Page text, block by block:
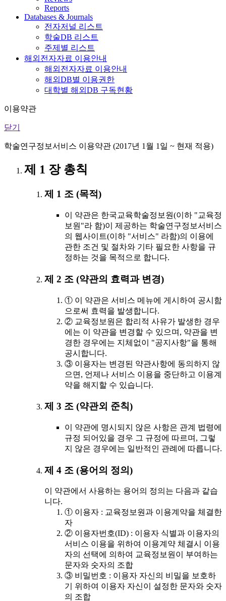
Reports
Databases & Journals
전자저널 리스트
학술DB 리스트
주제별 리스트
해외전자자료 이용안내
해외전자자료 이용안내
해외DB별 이용권한
대학별 해외DB 구독현황
이용약관
닫기
학술연구정보서비스 이용약관 (2017년 1월 1일 ~ 현재 적용)
제 1 장 총칙
제 1 조 (목적)
이 약관은 한국교육학술정보원(이하 "교육정
보원"라 함)이 제공하는 학술연구정보서비스
의 웹사이트(이하 "서비스" 라함)의 이용에
관한 조건 및 절차와 기타 필요한 사항을 규
정하는 것을 목적으로 합니다.
제 2 조 (약관의 효력과 변경)
① 이 약관은 서비스 메뉴에 게시하여 공시함
으로써 효력을 발생합니다.
② 교육정보원은 합리적 사유가 발생한 경우
에는 이 약관을 변경할 수 있으며, 약관을 변
경한 경우에는 지체없이 "공지사항"을 통해
공시합니다.
③ 이용자는 변경된 약관사항에 동의하지 않
으면, 언제나 서비스 이용을 중단하고 이용계
약을 해지할 수 있습니다.
제 3 조 (약관외 준칙)
이 약관에 명시되지 않은 사항은 관계 법령에
규정 되어있을 경우 그 규정에 따르며, 그렇
지 않은 경우에는 일반적인 관례에 따릅니다.
제 4 조 (용어의 정의)
이 약관에서 사용하는 용어의 정의는 다음과 같습
니다.
① 이용자 : 교육정보원과 이용계약을 체결한
자
② 이용자번호(ID) : 이용자 식별과 이용자의
서비스 이용을 위하여 이용계약 체결시 이용
자의 선택에 의하여 교육정보원이 부여하는
문자와 숫자의 조합
③ 비밀번호 : 이용자 자신의 비밀을 보호하
기 위하여 이용자 자신이 설정한 문자와 숫자
의 조합